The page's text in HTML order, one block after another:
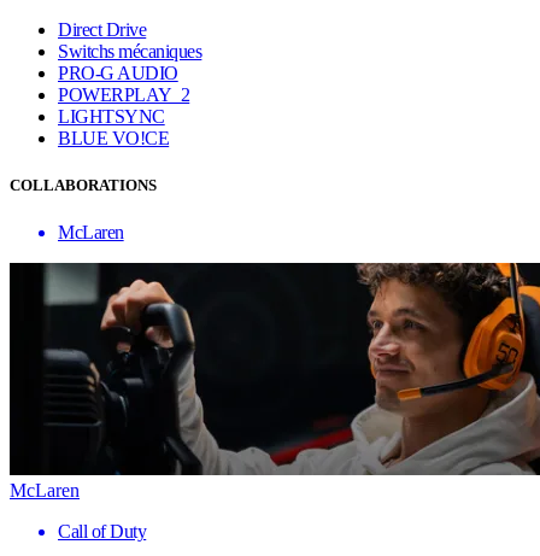
Direct Drive
Switchs mécaniques
PRO-G AUDIO
POWERPLAY 2
LIGHTSYNC
BLUE VO!CE
COLLABORATIONS
McLaren
McLaren
Call of Duty